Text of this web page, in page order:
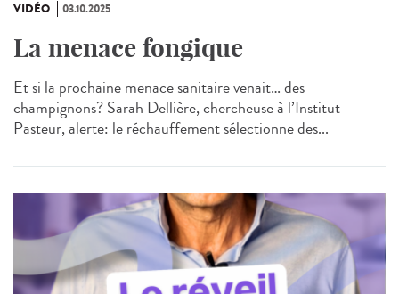
VIDÉO 03.10.2025
La menace fongique
Et si la prochaine menace sanitaire venait… des
champignons? Sarah Dellière, chercheuse à l’Institut
Pasteur, alerte: le réchauffement sélectionne des...